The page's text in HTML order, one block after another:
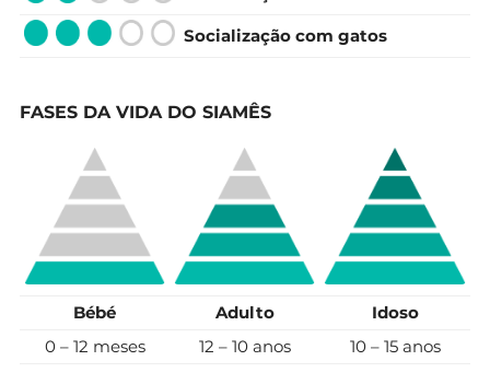
Socialização com gatos
FASES DA VIDA DO SIAMÊS
Bébé Adulto
Idoso
0 – 12 meses
12 – 10 anos 10 – 15 anos